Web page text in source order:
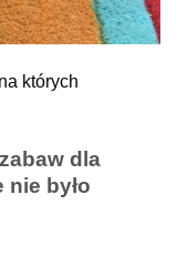
których
dla
było